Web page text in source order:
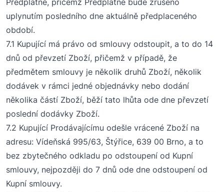
Předplatné, přičemž Předplatné bude zrušeno
uplynutím posledního dne aktuálně předplaceného
období.
7.1 Kupující má právo od smlouvy odstoupit, a to do 14
dnů od převzetí Zboží, přičemž v případě, že
předmětem smlouvy je několik druhů Zboží, několik
dodávek v rámci jedné objednávky nebo dodání
několika částí Zboží, běží tato lhůta ode dne převzetí
poslední dodávky Zboží.
7.2 Kupující Prodávajícímu odešle vrácené Zboží na
adresu: Vídeňská 995/63, Štýřice, 639 00 Brno, a to
bez zbytečného odkladu po odstoupení od Kupní
smlouvy, nejpozději do 7 dnů ode dne odstoupení od
Kupní smlouvy.